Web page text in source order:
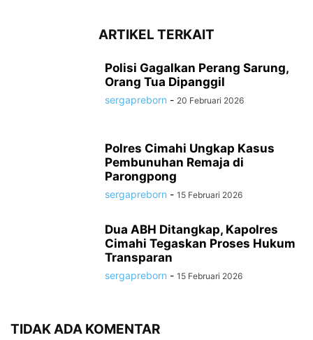
ARTIKEL TERKAIT
Polisi Gagalkan Perang Sarung,
Orang Tua Dipanggil
sergapreborn - 20 Februari 2026
Polres Cimahi Ungkap Kasus
Pembunuhan Remaja di
Parongpong
sergapreborn - 15 Februari 2026
Dua ABH Ditangkap, Kapolres
Cimahi Tegaskan Proses Hukum
Transparan
sergapreborn - 15 Februari 2026
TIDAK ADA KOMENTAR